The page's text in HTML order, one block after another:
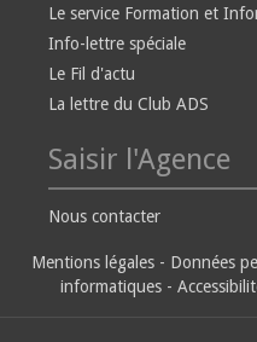
Le service Formation et
Info-lettre spéciale
Le Fil d'actu
La lettre du Club ADS
Saisir l'Agence
Nous contacter
Mentions légales - Données
informatiques -